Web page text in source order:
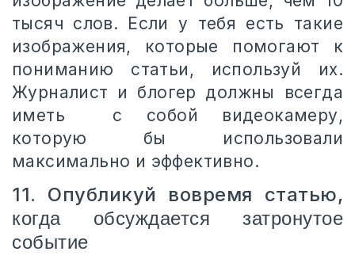
тысяч слов. Если у тебя есть такие
изображения, которые помогают к
пониманию статьи, используй их.
Журналист и блогер должны всегда
иметь с собой видеокамеру,
которую бы использовали
максимально и эффективно.
11. Опубликуй вовремя статью,
когда обсуждается затронутое
событие